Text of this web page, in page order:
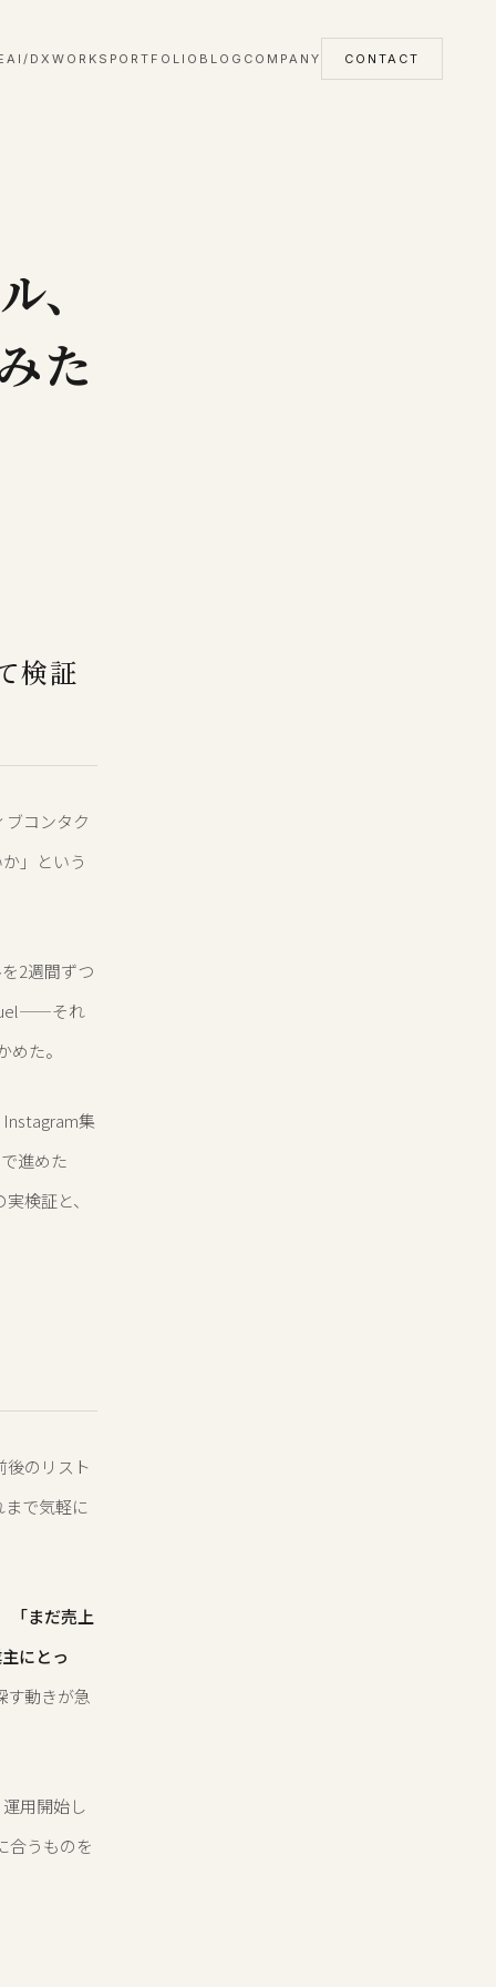
AI/DX WORKS PORTFOLIO BLOG COMPANY CONTACT
た
検証
コンタク
」という
2週間ずつ
それ
た。
Instagram集
進めた
検証と、
後のリスト
で気軽に
「まだ売上
にとっ
す動きが急
用開始し
合うものを